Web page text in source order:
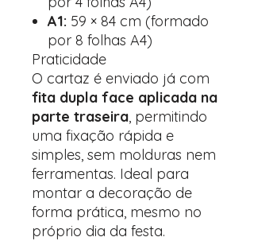
A1: 59 × 84 cm (formado
por 8 folhas A4)
Praticidade
O cartaz é enviado já com
fita dupla face aplicada na
parte traseira, permitindo
uma fixação rápida e
simples, sem molduras nem
ferramentas. Ideal para
montar a decoração de
forma prática, mesmo no
próprio dia da festa.